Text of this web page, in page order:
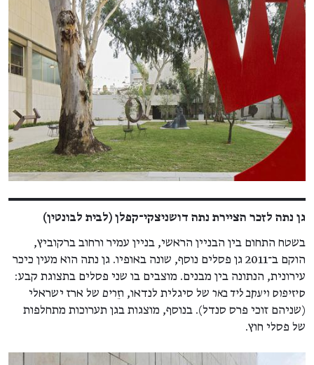
גן נתה לזכר הציירת נתה דושניצקי־קפלן (לבית לבונטין)
בשטח התחום בין הבניין הראשי, בניין עמיר ורחוב ברקוביץ,
הוקם ב־2011 גן פסלים נוסף, שונה באופיו. גן נתה הוא מעין כיכר
עירונית, הנתונה בין מבנים. מוצבים בו שני פסלים בתצוגת קבע:
סיזיפוס ויעקב ליד באר של סיגלית לנדאו, וזֵרים של ארז ישראלי
(שניהם זוכי פרס סנדל). בנוסף, מוצגות בגן תערוכות מתחלפות
של פסלי חוץ.